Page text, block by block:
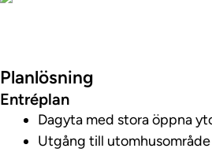
Planlösning
Entréplan
Dagyta med stora öppna
Utgång till